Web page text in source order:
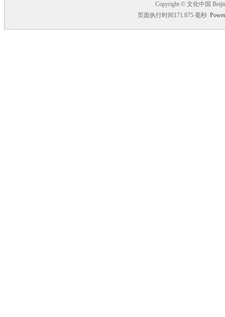
Copyright © 文化中国
页面执行时间171.875 毫秒